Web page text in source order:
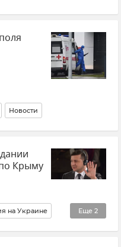
Новости
Крыму
Еще 2
на Украине